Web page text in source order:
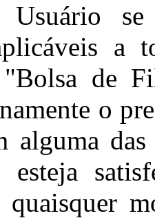
Usuário
a
de
o
alguma
esteja